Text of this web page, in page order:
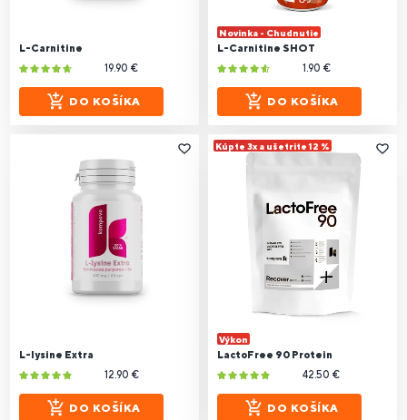
L-Carnitine
19.90 €
DO KOŠÍKA
Novinka - Chudnutie
L-Carnitine SHOT
1.90 €
DO KOŠÍKA
L-lysine Extra
12.90 €
DO KOŠÍKA
Kúpte 3x a ušetrite 12 %
Výkon
LactoFree 90 Protein
42.50 €
DO KOŠÍKA